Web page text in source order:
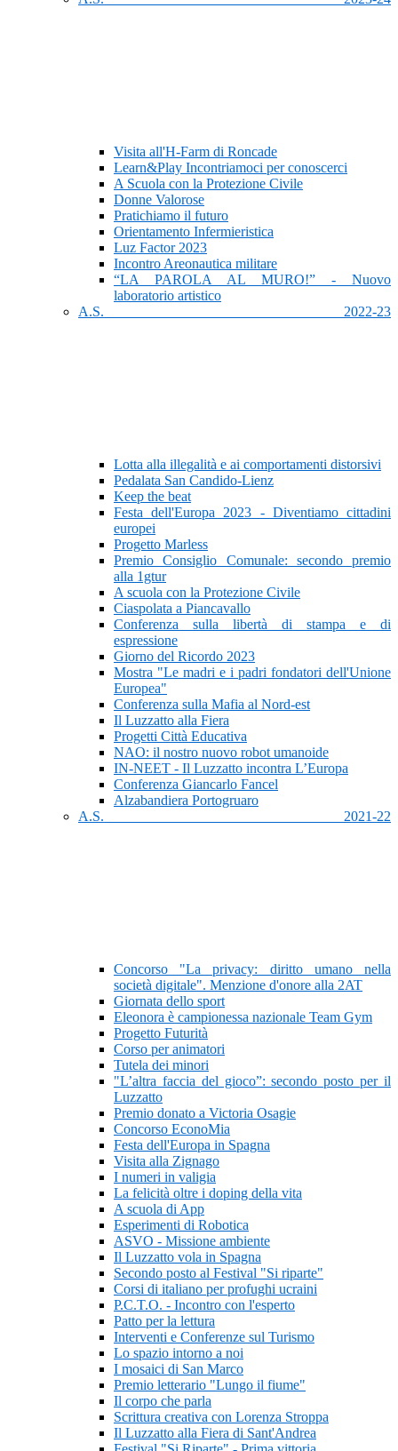
Visita all'H-Farm di Roncade
Learn&Play Incontriamoci per conoscerci
A Scuola con la Protezione Civile
Donne Valorose
Pratichiamo il futuro
Orientamento Infermieristica
Luz Factor 2023
Incontro Areonautica militare
“LA PAROLA AL MURO!” - Nuovo
laboratorio artistico
A.S. 2022-23
Lotta alla illegalità e ai comportamenti distorsivi
Pedalata San Candido-Lienz
Keep the beat
Festa dell'Europa 2023 - Diventiamo cittadini
europei
Progetto Marless
Premio Consiglio Comunale: secondo premio
alla 1gtur
A scuola con la Protezione Civile
Ciaspolata a Piancavallo
Conferenza sulla libertà di stampa e di
espressione
Giorno del Ricordo 2023
Mostra "Le madri e i padri fondatori dell'Unione
Europea"
Conferenza sulla Mafia al Nord-est
Il Luzzatto alla Fiera
Progetti Città Educativa
NAO: il nostro nuovo robot umanoide
IN-NEET - Il Luzzatto incontra L’Europa
Conferenza Giancarlo Fancel
Alzabandiera Portogruaro
A.S. 2021-22
Concorso "La privacy: diritto umano nella
società digitale". Menzione d'onore alla 2AT
Giornata dello sport
Eleonora è campionessa nazionale Team Gym
Progetto Futurità
Corso per animatori
Tutela dei minori
"L’altra faccia del gioco”: secondo posto per il
Luzzatto
Premio donato a Victoria Osagie
Concorso EconoMia
Festa dell'Europa in Spagna
Visita alla Zignago
I numeri in valigia
La felicità oltre i doping della vita
A scuola di App
Esperimenti di Robotica
ASVO - Missione ambiente
Il Luzzatto vola in Spagna
Secondo posto al Festival "Si riparte"
Corsi di italiano per profughi ucraini
P.C.T.O. - Incontro con l'esperto
Patto per la lettura
Interventi e Conferenze sul Turismo
Lo spazio intorno a noi
I mosaici di San Marco
Premio letterario "Lungo il fiume"
Il corpo che parla
Scrittura creativa con Lorenza Stroppa
Il Luzzatto alla Fiera di Sant'Andrea